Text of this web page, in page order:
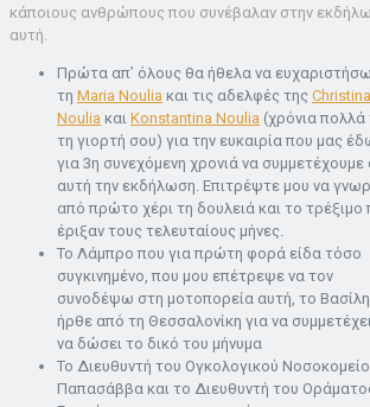
κάποιους ανθρώπους που συνέβαλαν στην
αυτή.
Πρώτα απ’ όλους θα ήθελα να ευχαριστήσω
τη Maria Noulia και τις αδελφές της Christina
Noulia και Konstantina Noulia (χρόνια πολλά
τη γιορτή σου) για την ευκαιρία που μας
για 3η συνεχόμενη χρονιά να συμμετέχουμε
αυτή την εκδήλωση. Επιτρέψτε μου να
από πρώτο χέρι τη δουλειά και το τρέξιμο
έριξαν τους τελευταίους μήνες.
Το Λάμπρο που για πρώτη φορά είδα τόσο
συγκινημένο, που μου επέτρεψε να τον
συνοδέψω στη μοτοπορεία αυτή, το
ήρθε από τη Θεσσαλονίκη για να
να δώσει το δικό του μήνυμα
Το Διευθυντή του Ογκολογικού
Παπασάββα και το Διευθυντή του